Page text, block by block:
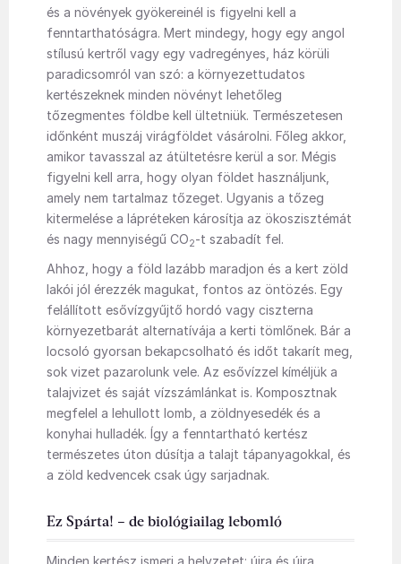
és a növények gyökereinél is figyelni kell a
fenntarthatóságra. Mert mindegy, hogy egy angol
stílusú kertről vagy egy vadregényes, ház körüli
paradicsomról van szó: a környezettudatos
kertészeknek minden növényt lehetőleg
tőzegmentes földbe kell ültetniük. Természetesen
időnként muszáj virágföldet vásárolni. Főleg akkor,
amikor tavasszal az átültetésre kerül a sor. Mégis
figyelni kell arra, hogy olyan földet használjunk,
amely nem tartalmaz tőzeget. Ugyanis a tőzeg
kitermelése a lápréteken károsítja az ökoszisztémát
és nagy mennyiségű CO2-t szabadít fel.
Ahhoz, hogy a föld lazább maradjon és a kert zöld
lakói jól érezzék magukat, fontos az öntözés. Egy
felállított esővízgyűjtő hordó vagy ciszterna
környezetbarát alternatívája a kerti tömlőnek. Bár a
locsoló gyorsan bekapcsolható és időt takarít meg,
sok vizet pazarolunk vele. Az esővízzel kíméljük a
talajvizet és saját vízszámlánkat is. Komposztnak
megfelel a lehullott lomb, a zöldnyesedék és a
konyhai hulladék. Így a fenntartható kertész
természetes úton dúsítja a talajt tápanyagokkal, és
a zöld kedvencek csak úgy sarjadnak.
Ez Spárta! – de biológiailag lebomló
Minden kertész ismeri a helyzetet: újra és újra